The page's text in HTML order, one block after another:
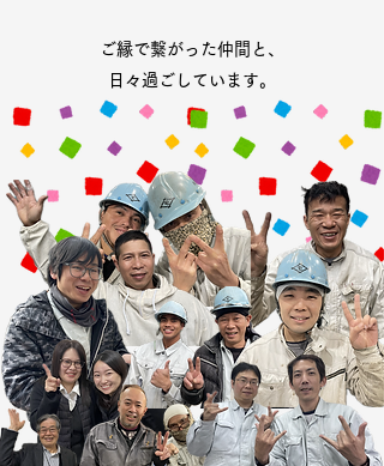
ご縁で繋がった仲間と、
日々過ごしています。